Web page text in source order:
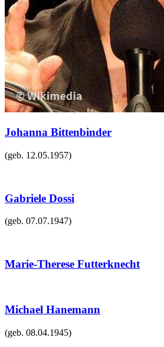
Johanna Bittenbinder
(geb. 12.05.1957)
Gabriele Dossi
(geb. 07.07.1947)
Marie-Therese Futterknecht
Michael Hanemann
(geb. 08.04.1945)